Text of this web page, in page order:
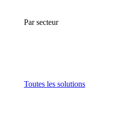
Par secteur
Toutes les solutions